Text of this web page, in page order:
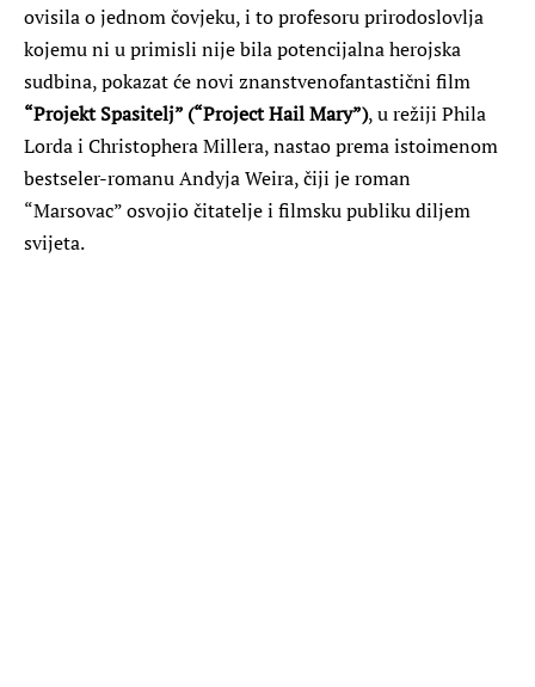
ovisila o jednom čovjeku, i to profesoru prirodoslovlja
kojemu ni u primisli nije bila potencijalna herojska
sudbina, pokazat će novi znanstvenofantastični film
“Projekt Spasitelj” (“Project Hail Mary”), u režiji Phila
Lorda i Christophera Millera, nastao prema istoimenom
bestseler-romanu Andyja Weira, čiji je roman
“Marsovac” osvojio čitatelje i filmsku publiku diljem
svijeta.